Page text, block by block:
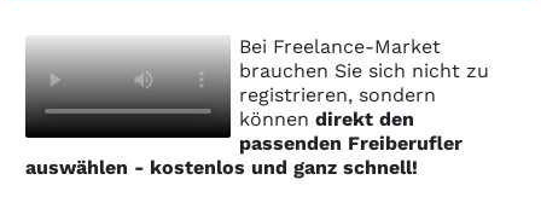
Bei Freelance-Market
brauchen Sie sich nicht zu
registrieren, sondern
können direkt den
passenden Freiberufler
auswählen - kostenlos und ganz schnell!